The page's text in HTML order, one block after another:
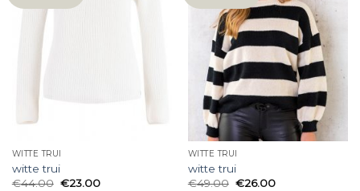
WITTE TRUI
witte trui
€44.00 €23.00
WITTE TRUI
witte trui
€49.00 €26.00